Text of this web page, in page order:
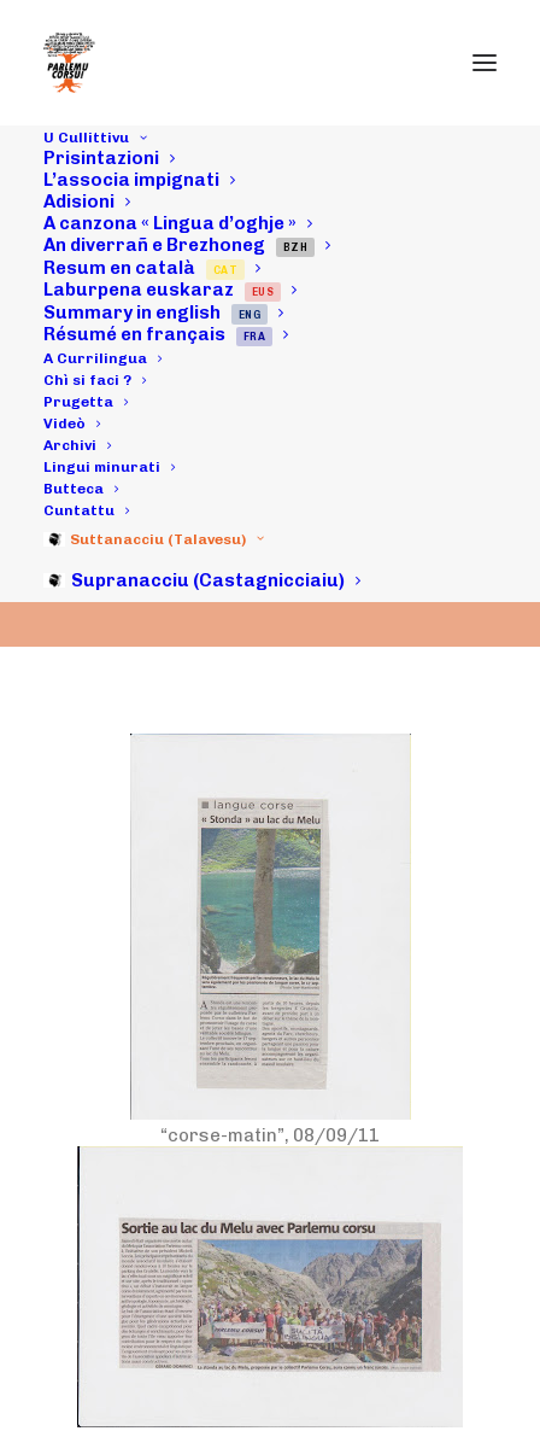
U Cullittivu
Prisintazioni
L’associa impignati
Adisioni
A canzona « Lingua d’oghje »
An diverrañ e Brezhoneg
BZH
Resum en català CAT
Laburpena euskaraz EUS
Summary in english ENG
Résumé en français FRA
A Currilingua
Chì si faci ?
Prugetta
Videò
Archivi
Lingui minurati
Butteca
Cuntattu
Suttanacciu (Talavesu)
Supranacciu (Castagnicciaiu)
U 17 di sittembri
2011 : "Stonda
Corsa" à u lavu
(l'artìcula)
“corse-matin”, 08/09/11